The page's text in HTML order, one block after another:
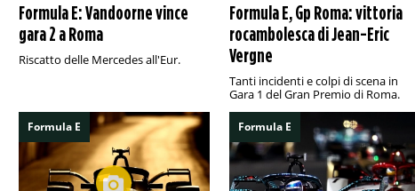
Formula E: Vandoorne vince
gara 2 a Roma
Riscatto delle Mercedes all'Eur.
Formula E, Gp Roma: vittoria
rocambolesca di Jean-Eric
Vergne
Tanti incidenti e colpi di scena in
Gara 1 del Gran Premio di Roma.
Formula E Formula E